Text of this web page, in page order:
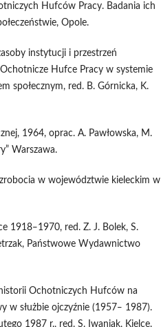
Hufców Pracy. Badania ich
Opole.
instytucji i przestrzeń
Hufce Pracy w systemie
społecznym, red. B. Górnicka, K.
1964, oprac. A. Pawłowska, M.
Warszawa.
w województwie kieleckim w
1918‒1970, red. Z. J. Bolek, S.
Państwowe Wydawnictwo
Ochotniczych Hufców na
w służbie ojczyźnie (1957‒ 1987).
1987 r., red. S. Iwaniak, Kielce.